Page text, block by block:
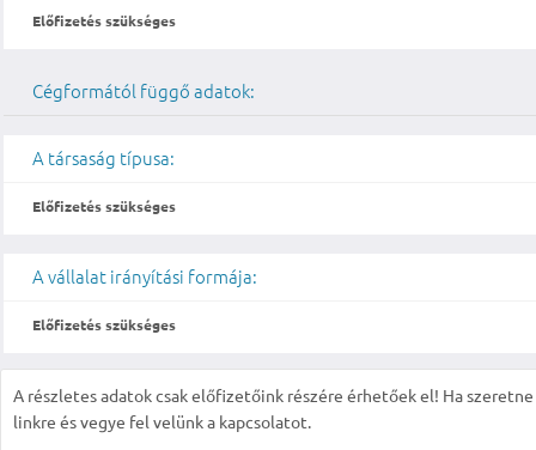
Előfizetés szükséges
Cégformától függő adatok:
A társaság típusa:
Előfizetés szükséges
A vállalat irányítási formája:
Előfizetés szükséges
A részletes adatok csak előfizetőink részére érhetőek el! Ha
linkre és vegye fel velünk a kapcsolatot.